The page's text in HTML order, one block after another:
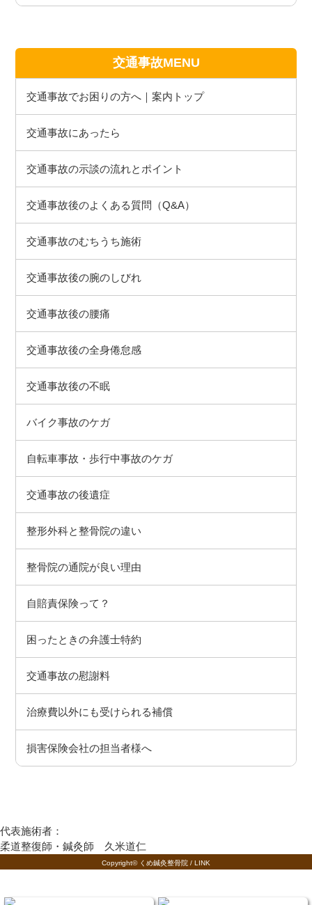
交通事故MENU
交通事故でお困りの方へ｜案内トップ
交通事故にあったら
交通事故の示談の流れとポイント
交通事故後のよくある質問（Q&A）
交通事故のむちうち施術
交通事故後の腕のしびれ
交通事故後の腰痛
交通事故後の全身倦怠感
交通事故後の不眠
バイク事故のケガ
自転車事故・歩行中事故のケガ
交通事故の後遺症
整形外科と整骨院の違い
整骨院の通院が良い理由
自賠責保険って？
困ったときの弁護士特約
交通事故の慰謝料
治療費以外にも受けられる補償
損害保険会社の担当者様へ
代表施術者：
柔道整復師・鍼灸師 久米道仁
Copyright© くめ鍼灸整骨院 / LINK